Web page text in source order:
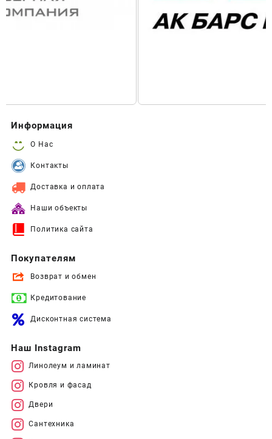
Информация
О Нас
Контакты
Доставка и оплата
Наши объекты
Политика сайта
Покупателям
Возврат и обмен
Кредитование
Дисконтная система
Наш Instagram
Линолеум и ламинат
Кровля и фасад
Двери
Сантехника